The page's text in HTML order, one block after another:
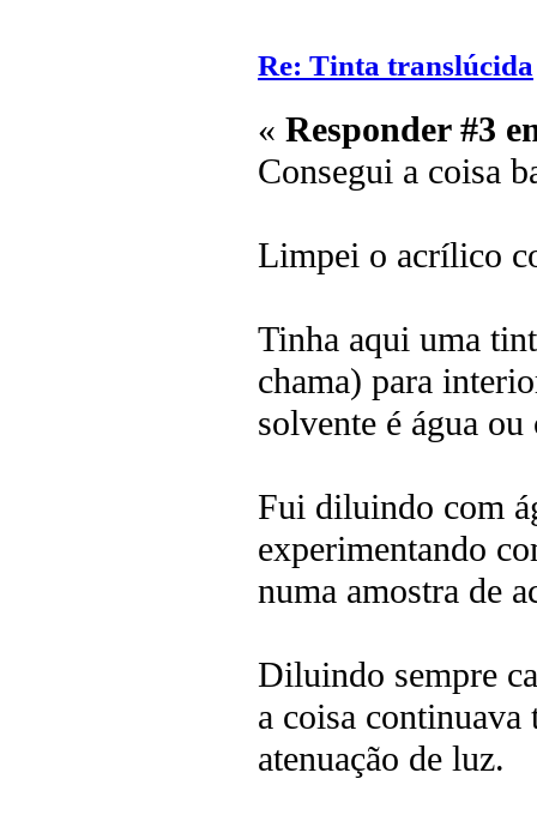
Re: Tinta translúcida
« Responder #3
Consegui a coisa
Limpei o acrílico
Tinha aqui uma
chama) para
solvente é água
Fui diluindo com
experimentando
numa amostra de
Diluindo sempre
a coisa continuava
atenuação de luz.